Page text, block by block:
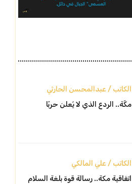
الكاتب / عبدالمحسن الحارثي
مكّة.. الردع الذي لا يُعلن حربًا
الكاتب / علي المالكي
اتفاقية مكة.. رسالة قوة بلغة السلام